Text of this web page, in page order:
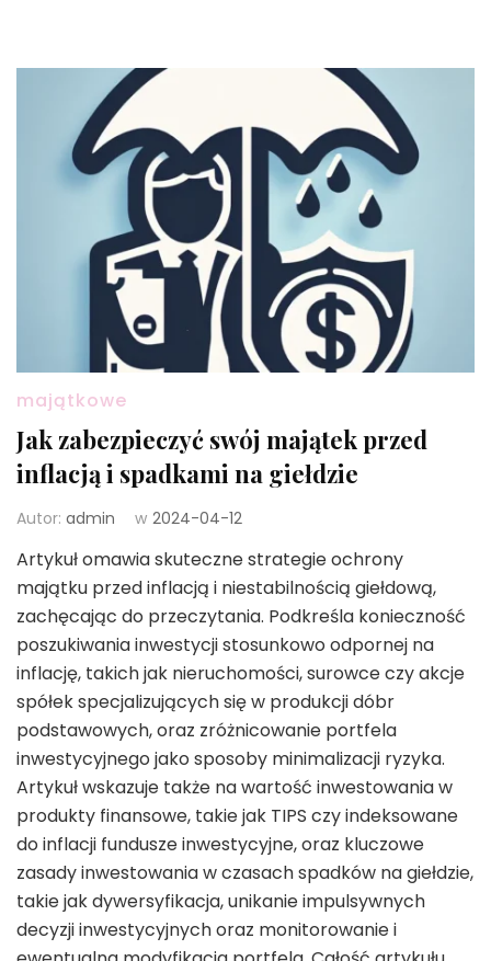
majątkowe
Jak zabezpieczyć swój majątek przed
inflacją i spadkami na giełdzie
Autor: admin w 2024-04-12
Artykuł omawia skuteczne strategie ochrony
majątku przed inflacją i niestabilnością giełdową,
zachęcając do przeczytania. Podkreśla konieczność
poszukiwania inwestycji stosunkowo odpornej na
inflację, takich jak nieruchomości, surowce czy akcje
spółek specjalizujących się w produkcji dóbr
podstawowych, oraz zróżnicowanie portfela
inwestycyjnego jako sposoby minimalizacji ryzyka.
Artykuł wskazuje także na wartość inwestowania w
produkty finansowe, takie jak TIPS czy indeksowane
do inflacji fundusze inwestycyjne, oraz kluczowe
zasady inwestowania w czasach spadków na giełdzie,
takie jak dywersyfikacja, unikanie impulsywnych
decyzji inwestycyjnych oraz monitorowanie i